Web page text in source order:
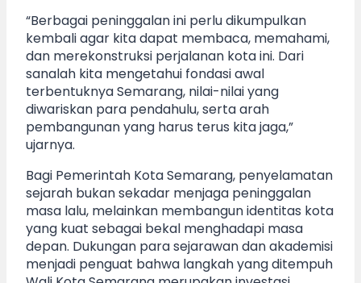
“Berbagai peninggalan ini perlu dikumpulkan
kembali agar kita dapat membaca, memahami,
dan merekonstruksi perjalanan kota ini. Dari
sanalah kita mengetahui fondasi awal
terbentuknya Semarang, nilai-nilai yang
diwariskan para pendahulu, serta arah
pembangunan yang harus terus kita jaga,”
ujarnya.
Bagi Pemerintah Kota Semarang, penyelamatan
sejarah bukan sekadar menjaga peninggalan
masa lalu, melainkan membangun identitas kota
yang kuat sebagai bekal menghadapi masa
depan. Dukungan para sejarawan dan akademisi
menjadi penguat bahwa langkah yang ditempuh